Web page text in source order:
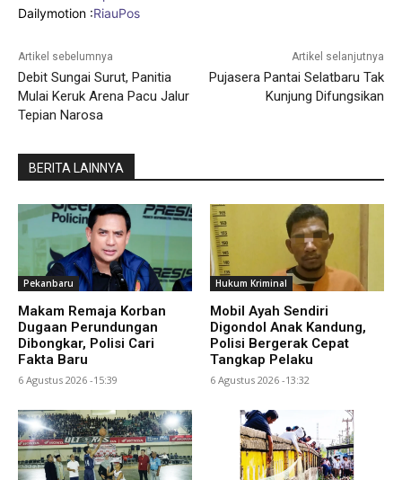
Dailymotion :RiauPos
Artikel sebelumnya
Debit Sungai Surut, Panitia
Mulai Keruk Arena Pacu Jalur
Tepian Narosa
Artikel selanjutnya
Pujasera Pantai Selatbaru Tak
Kunjung Difungsikan
BERITA LAINNYA
Pekanbaru
Makam Remaja Korban
Dugaan Perundungan
Dibongkar, Polisi Cari
Fakta Baru
6 Agustus 2026 -15:39
Hukum Kriminal
Mobil Ayah Sendiri
Digondol Anak Kandung,
Polisi Bergerak Cepat
Tangkap Pelaku
6 Agustus 2026 -13:32